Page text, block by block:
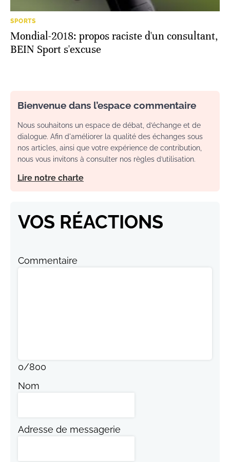
SPORTS
Mondial-2018: propos raciste d'un consultant,
BEIN Sport s'excuse
Bienvenue dans l’espace commentaire
Nous souhaitons un espace de débat, d’échange et de
dialogue. Afin d'améliorer la qualité des échanges sous
nos articles, ainsi que votre expérience de contribution,
nous vous invitons à consulter nos règles d’utilisation.
Lire notre charte
VOS RÉACTIONS
Commentaire
0/800
Nom
Adresse de messagerie